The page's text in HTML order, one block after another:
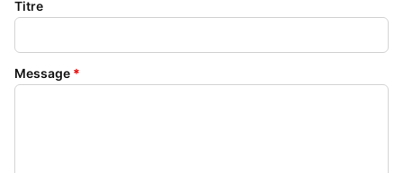
Titre
Message *